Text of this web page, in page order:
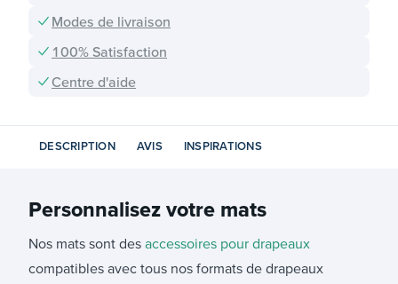
DESCRIPTION AVIS INSPIRATIONS
Modes de livraison
100% Satisfaction
Centre d'aide
Personnalisez votre mats
Nos mats sont des accessoires pour drapeaux
compatibles avec tous nos formats de drapeaux